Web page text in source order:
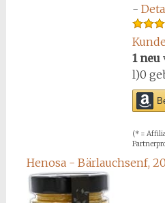
-
1 neu
l)0
(* =
Henosa - Bärlauchsenf,